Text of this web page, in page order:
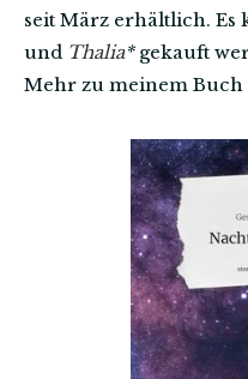
seit März erhältlich. Es
und Thalia*gekauft
Mehr zu meinem